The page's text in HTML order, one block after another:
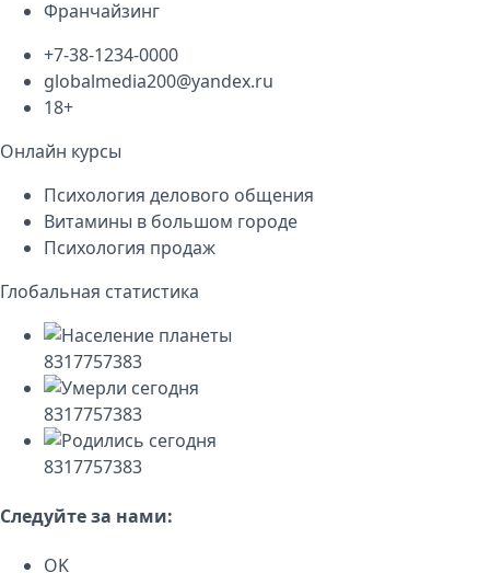
Франчайзинг
+7-38-1234-0000
globalmedia200@yandex.ru
18+
Онлайн курсы
Психология делового общения
Витамины в большом городе
Психология продаж
Глобальная статистика
8317757383
8317757383
8317757383
Следуйте за нами:
OK